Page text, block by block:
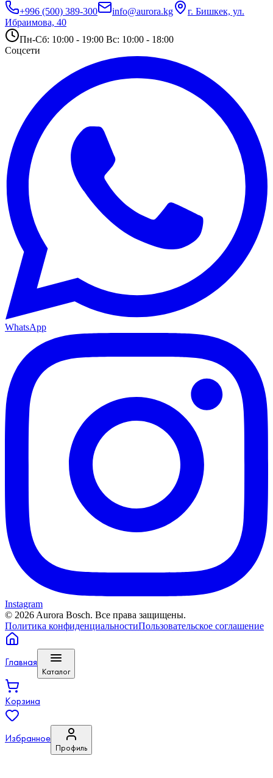
+996 (500) 389-300
info@aurora.kg
г. Бишкек, ул.
Ибраимова, 40
Пн-Сб: 10:00 - 19:00 Вс: 10:00 - 18:00
Соцсети
WhatsApp
Instagram
© 2026 Aurora Bosch. Все права защищены.
Политика конфиденциальностиПользовательское соглашение
Главная
Каталог
Корзина
Избранное
Профиль